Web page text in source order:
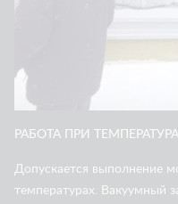
РАБОТА ПРИ
Допускается выполнение
температурах. Вакуумный